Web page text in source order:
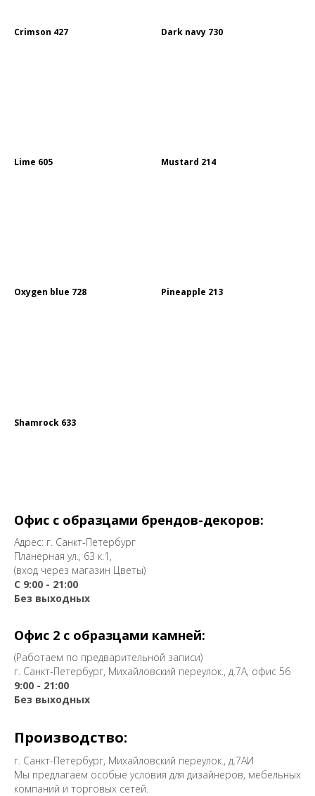
Crimson 427 Dark navy 730
Lime 605 Mustard 214
Oxygen blue 728 Pineapple 213
Shamrock 633
Офис с образцами брендов-декоров:
Адрес: г. Санкт-Петербург
Планерная ул., 63 к.1,
(вход через магазин Цветы)
С 9:00 - 21:00
Без выходных
Офис 2 с образцами камней:
(Работаем по предварительной записи)
г. Санкт-Петербург, Михайловский переулок., д.7А, офис 56
9:00 - 21:00
Без выходных
Производство:
г. Санкт-Петербург, Михайловский переулок., д.7АИ
Мы предлагаем особые условия для дизайнеров, мебельных
компаний и торговых сетей.